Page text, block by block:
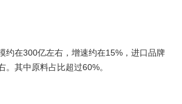
约在300亿左右，增速约在15%，进口品牌
。其中原料占比超过60%。